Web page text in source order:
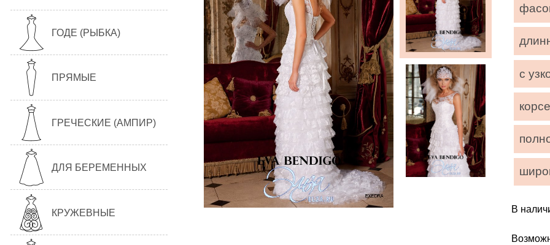
ГОДЕ (РЫБКА)
ПРЯМЫЕ
ГРЕЧЕСКИЕ (АМПИР)
ДЛЯ БЕРЕМЕННЫХ
КРУЖЕВНЫЕ
с
В